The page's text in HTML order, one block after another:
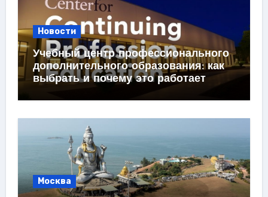
Новости
Учебный центр профессионального
дополнительного образования: как
выбрать и почему это работает
Москва